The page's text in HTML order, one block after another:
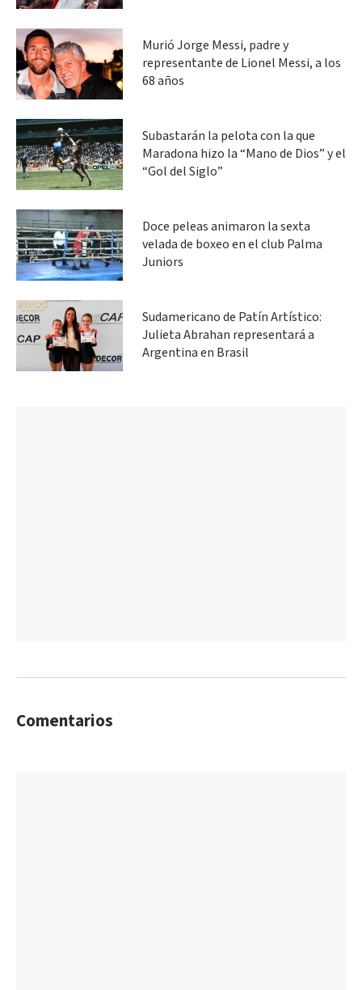
Murió Jorge Messi, padre y
representante de Lionel Messi, a los
68 años
Subastarán la pelota con la que
Maradona hizo la “Mano de Dios” y el
“Gol del Siglo”
Doce peleas animaron la sexta
velada de boxeo en el club Palma
Juniors
Sudamericano de Patín Artístico:
Julieta Abrahan representará a
Argentina en Brasil
Comentarios